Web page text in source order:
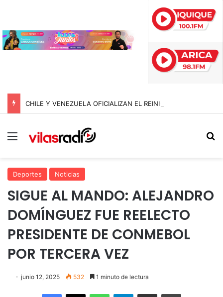
Menú
Deportes Noticias
SIGUE AL MANDO: ALEJANDRO
DOMÍNGUEZ FUE REELECTO
PRESIDENTE DE CONMEBOL
POR TERCERA VEZ
junio 12, 2025 532 1 minuto de lectura
Facebook
X WhatsAppTelegramEnviar vía email Imprimir